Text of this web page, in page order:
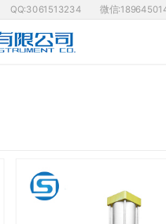
QQ:3061513234 微信